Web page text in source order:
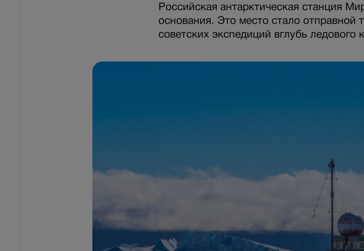
Российская антарктическая станция
основания. Это место стало отправной
советских экспедиций вглубь ледового